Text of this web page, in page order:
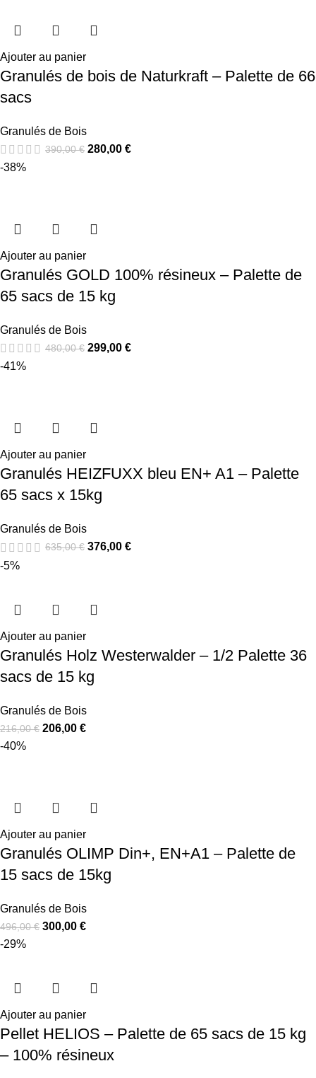
Ajouter au panier
Granulés de bois de Naturkraft – Palette de 66
sacs
Granulés de Bois
390,00€ 280,00 €
-38%
Ajouter au panier
Granulés GOLD 100% résineux – Palette de
65 sacs de 15 kg
Granulés de Bois
480,00€ 299,00 €
-41%
Ajouter au panier
Granulés HEIZFUXX bleu EN+ A1 – Palette
65 sacs x 15kg
Granulés de Bois
635,00€ 376,00 €
-5%
Ajouter au panier
Granulés Holz Westerwalder – 1/2 Palette 36
sacs de 15 kg
Granulés de Bois
216,00€ 206,00 €
-40%
Ajouter au panier
Granulés OLIMP Din+, EN+A1 – Palette de
15 sacs de 15kg
Granulés de Bois
496,00€ 300,00 €
-29%
Ajouter au panier
Pellet HELIOS – Palette de 65 sacs de 15 kg
– 100% résineux